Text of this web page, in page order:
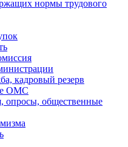
нормы трудового
кадровый резерв
ОМС
опросы, общественные